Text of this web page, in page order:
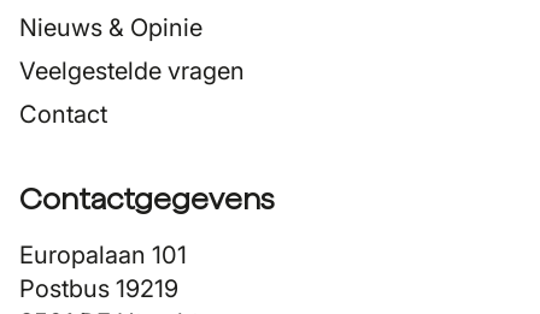
Nieuws & Opinie
Veelgestelde vragen
Contact
Contactgegevens
Europalaan 101
Postbus 19219